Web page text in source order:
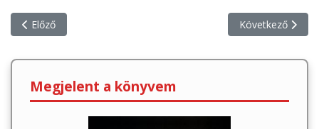
Előző cikk: 10 nagyon erős és csodálatos mondat Szőnyi
Előző Következő cikk:
Következő
Megjelent a könyvem